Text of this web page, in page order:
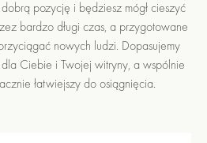
pozycję i będziesz mógł cieszyć
bardzo długi czas, a przygotowane
nowych ludzi. Dopasujemy
Ciebie i Twojej witryny, a wspólnie
łatwiejszy do osiągnięcia.